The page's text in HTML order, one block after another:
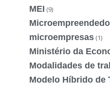
MEI (9)
microempresas (1)
Ministério da
Modalidades de
Modelo Híbrido de